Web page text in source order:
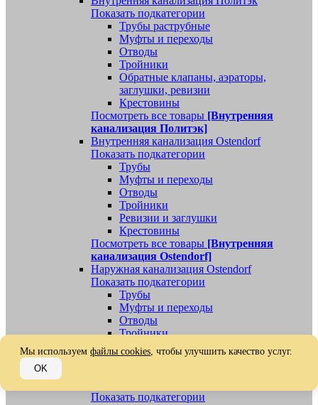
Показать подкатегории
Трубы раструбные
Муфты и переходы
Отводы
Тройники
Обратные клапаны, аэраторы,
заглушки, ревизии
Крестовины
Посмотреть все товары [Внутренняя
канализация Политэк]
Внутренняя канализация Ostendorf
Показать подкатегории
Трубы
Муфты и переходы
Отводы
Тройники
Ревизии и заглушки
Крестовины
Посмотреть все товары [Внутренняя
канализация Ostendorf]
Наружная канализация Ostendorf
Показать подкатегории
Трубы
Муфты и переходы
Отводы
Тройники
Ревизии, заглушки, обратные клапаны
Посмотреть все товары[Наружная
Показать подкатегории
Мы используем файлы cookies, чтобы улучшить качество услуг.
OK